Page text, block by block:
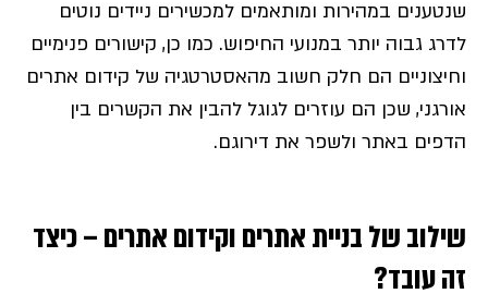
שנטענים במהירות ומותאמים למכשירים ניידים נוטים
לדרג גבוה יותר במנועי החיפוש. כמו כן, קישורים פנימיים
וחיצוניים הם חלק חשוב מהאסטרטגיה של קידום אתרים
אורגני, שכן הם עוזרים לגוגל להבין את הקשרים בין
הדפים באתר ולשפר את דירוגם.
שילוב של בניית אתרים וקידום אתרים – כיצד
זה עובד?